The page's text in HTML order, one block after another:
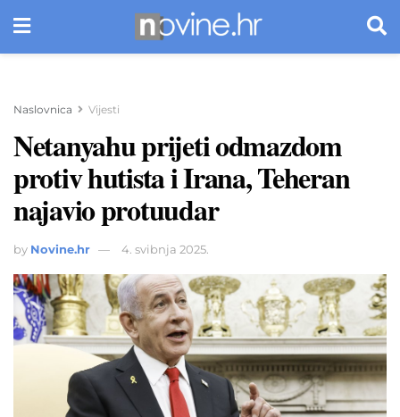
Naslovnica Vijesti
Netanyahu prijeti odmazdom
protiv hutista i Irana, Teheran
najavio protuudar
by Novine.hr 4. svibnja 2025.